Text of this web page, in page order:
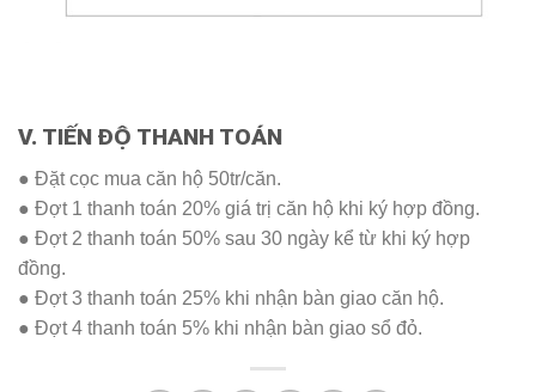
V. TIẾN ĐỘ THANH TOÁN
● Đặt cọc mua căn hộ 50tr/căn.
● Đợt 1 thanh toán 20% giá trị căn hộ khi ký hợp đồng.
● Đợt 2 thanh toán 50% sau 30 ngày kể từ khi ký hợp
đồng.
● Đợt 3 thanh toán 25% khi nhận bàn giao căn hộ.
● Đợt 4 thanh toán 5% khi nhận bàn giao sổ đỏ.